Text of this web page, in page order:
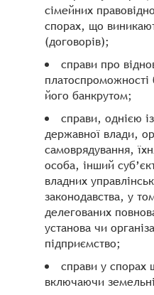
сімейних
спорах, що
(договорів);
справи про
його банкрутом;
справи, однією
державної влади,
самоврядування,
особа, інший
владних
законодавства, у
делегованих
установа чи
підприємство;
справи у спорах
включаючи